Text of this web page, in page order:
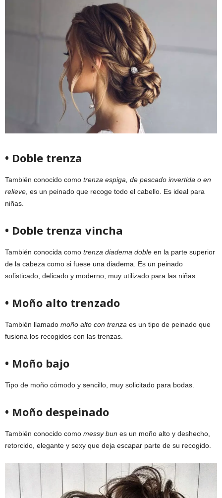
• Doble trenza
También conocido como trenza espiga, de pescado invertida o en
relieve , es un peinado que recoge todo el cabello. Es ideal para
niñas.
• Doble trenza vincha
También conocida como trenza diadema doble en la parte superior
de la cabeza como si fuese una diadema. Es un peinado
sofisticado, delicado y moderno, muy utilizado para las niñas.
• Moño alto trenzado
También llamado moño alto con trenza es un tipo de peinado que
fusiona los recogidos con las trenzas.
• Moño bajo
Tipo de moño cómodo y sencillo, muy solicitado para bodas.
• Moño despeinado
También conocido como messy bun es un moño alto y deshecho,
retorcido, elegante y sexy que deja escapar parte de su recogido.